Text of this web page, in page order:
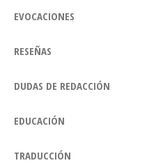
EVOCACIONES
RESEÑAS
DUDAS DE REDACCIÓN
EDUCACIÓN
TRADUCCIÓN